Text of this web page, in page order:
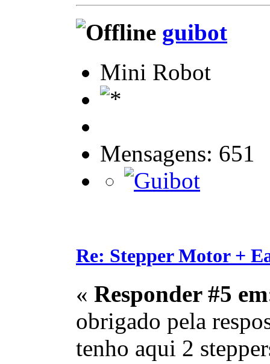
guibot
Mini Robot
Mensagens: 651
Re: Stepper Motor +
« Responder #5
obrigado pela
tenho aqui 2